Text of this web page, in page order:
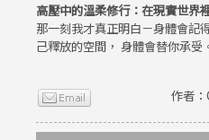
高壓中的溫柔修行：在現實世界
那一刻我才真正明白－身體會記
己釋放的空間， 身體會替你承受
作者